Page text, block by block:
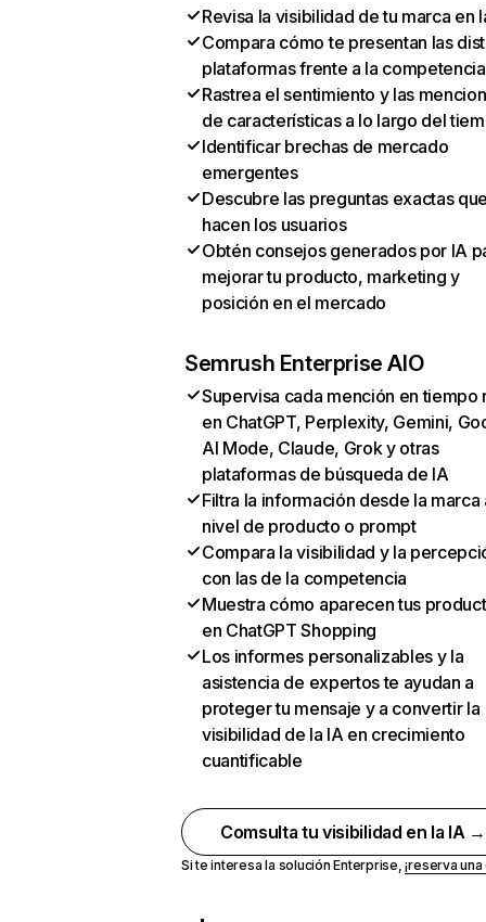
Revisa la visibilidad de tu marca en
Compara cómo te presentan las
plataformas frente a la competencia
Rastrea el sentimiento y las
de características a lo largo del
Identificar brechas de mercado
emergentes
Descubre las preguntas exactas
hacen los usuarios
Obtén consejos generados por IA
mejorar tu producto, marketing y
posición en el mercado
Semrush Enterprise AIO
Supervisa cada mención en tiempo
en ChatGPT, Perplexity, Gemini,
AI Mode, Claude, Grok y otras
plataformas de búsqueda de IA
Filtra la información desde la marca
nivel de producto o prompt
Compara la visibilidad y la
con las de la competencia
Muestra cómo aparecen tus
en ChatGPT Shopping
Los informes personalizables y la
asistencia de expertos te ayudan a
proteger tu mensaje y a convertir la
visibilidad de la IA en crecimiento
cuantificable
Comsulta tu visibilidad en la IA →
Si te interesa la solución Enterprise,¡reserva